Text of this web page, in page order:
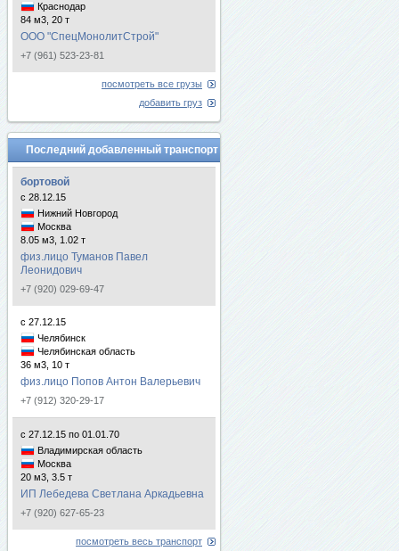
Краснодар
84 м3, 20 т
ООО "СпецМонолитСтрой"
+7 (961) 523-23-81
посмотреть все грузы
добавить груз
Последний добавленный транспорт
бортовой
с 28.12.15
Нижний Новгород
Москва
8.05 м3, 1.02 т
физ.лицо Туманов Павел
Леонидович
+7 (920) 029-69-47
с 27.12.15
Челябинск
Челябинская область
36 м3, 10 т
физ.лицо Попов Антон Валерьевич
+7 (912) 320-29-17
с 27.12.15 по 01.01.70
Владимирская область
Москва
20 м3, 3.5 т
ИП Лебедева Светлана Аркадьевна
+7 (920) 627-65-23
посмотреть весь транспорт